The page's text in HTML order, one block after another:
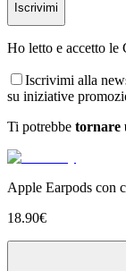
Iscrivimi
Ho letto e accetto le
Iscrivimi alla
su iniziative
Ti potrebbe tornare
Apple Earpods con
18.90€